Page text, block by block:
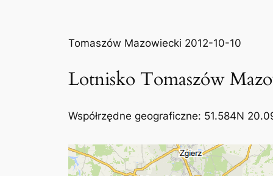
Tomaszów Mazowiecki 2012-10-10
Lotnisko Tomaszów
Współrzędne geograficzne: 51.584N